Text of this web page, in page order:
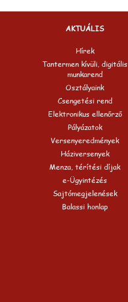
AKTUÁLIS
Hírek
Tantermen kívüli, digitális
munkarend
Osztályaink
Csengetési rend
Elektronikus ellenőrző
Pályázatok
Versenyeredmények
Háziversenyek
Menza, térítési díjak
e-Ügyintézés
Sajtómegjelenések
Balassi honlap